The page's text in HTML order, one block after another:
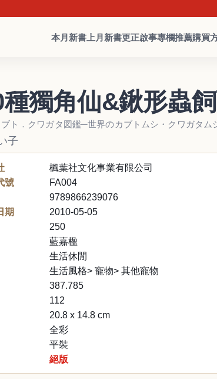
本月新書 上月新書更正啟事專欄推薦購買
種獨角仙&鍬形蟲
ブト．クワガタ図鑑─世界のカブトムシ・クワガタム
子
楓葉社文化事業有限公司
號
FA004
9789866239076
期
2010-05-05
250
藍嘉楹
生活休閒
生活風格> 寵物> 其他寵物
387.785
112
20.8 x 14.8 cm
全彩
平裝
絕版